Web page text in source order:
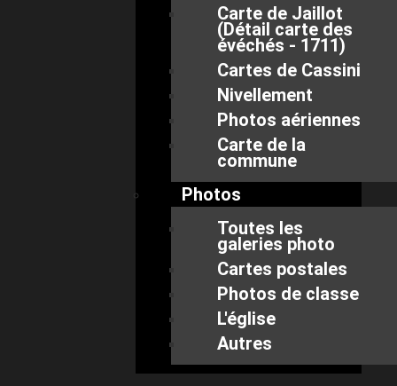
Carte de Jaillot
(Détail carte des
évéchés - 1711)
Cartes de Cassini
Nivellement
Photos aériennes
Carte de la
commune
Photos
Toutes les
galeries photo
Cartes postales
Photos de classe
L'église
Autres